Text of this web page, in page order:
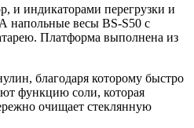
и индикаторами перегрузки и
напольные весы BS-S50 с
Платформа выполнена из
благодаря которому быстро
функцию соли, которая
очищает стеклянную